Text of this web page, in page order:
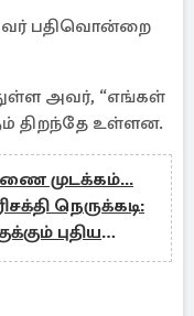
அவர் பதிவொன்றை
அவர், “எங்கள்
திறந்தே உள்ளன.
முடக்கம்...
நெருக்கடி:
புதிய